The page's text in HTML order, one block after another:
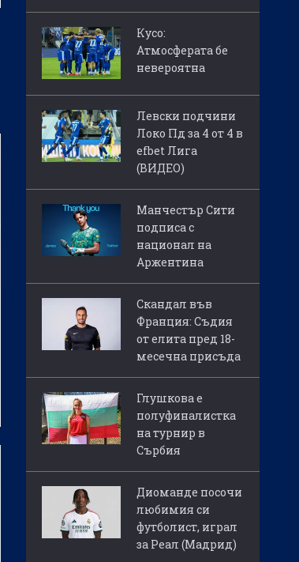
Кусо:
Атмосферата бе
невероятна
Левски подчини
Локо Пд за 4 от 4 в
efbet Лига
(ВИДЕО)
Манчестър Сити
подписа с
национал на
Аржентина
Скандал във
Франция: Съдия
от елита пред 18-
месечна присъда
Глушкова е
полуфиналистка
на турнир в
Сърбия
Диоманде посочи
любимия си
футболист, играл
за Реал (Мадрид)